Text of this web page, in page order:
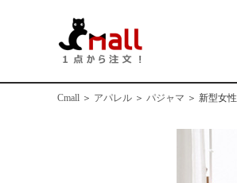
Cmall ＞ アパレル ＞ パジャマ ＞ 新型女